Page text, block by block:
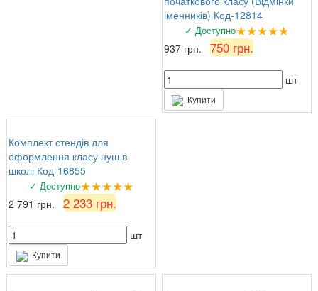
іменників) Код-12814
✓ Доступно★★★★★
937 грн. 750 грн.
шт
Купити
Комплект стендів для
оформлення класу нуш в
школі Код-16855
✓ Доступно★★★★★
2 791 грн. 2 233 грн.
шт
Купити